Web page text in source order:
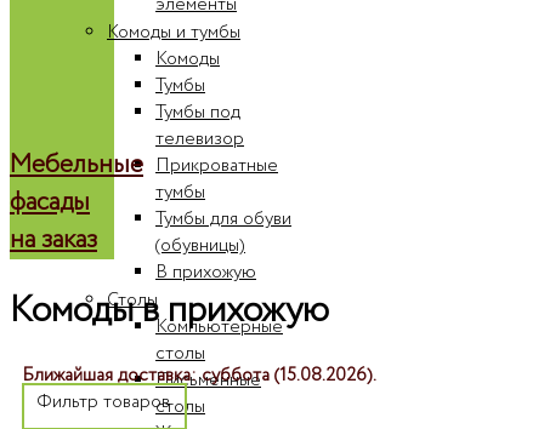
Комоды и тумбы
Комоды
Тумбы
Тумбы под
телевизор
Прикроватные
тумбы
Тумбы для обуви
(обувницы)
В прихожую
Столы
Компьютерные
столы
Письменные
столы
Мебельные
фасады
на заказ
Комоды в прихожую
Ближайшая доставка: суббота (15.08.2026).
Фильтр товаров